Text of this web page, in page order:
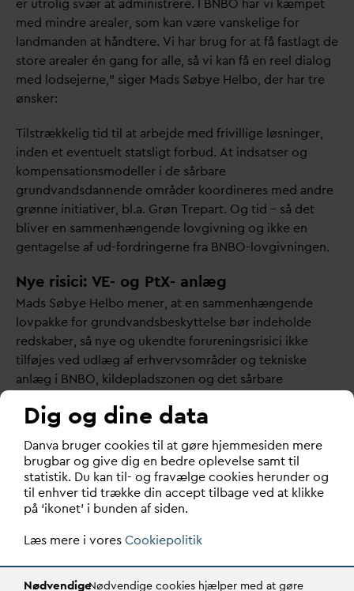
er utrolig svær at administrere. I BNBO har vi kæmpet
med mindre arealer, som kan være vanskelige for
landmanden at håndtere. Vi har brug for at få fastlagt de
store arealer én gang for alle, så vi kan få en reel dialog
med lodsejerne,” siger Mads Søbye Helbo, der har tre
ønsker:
Tilstrækkelig tid til at arbejde med frivillige løsninger,
inden et eventuelt statsligt forbud. At indsatser og
kompensationsmodeller i de sårbare
grundvandsdannende områder koordineres med andre
grønne initiativer, bl.a. Grøn Trepart. Og tid – så det
bliver en sammenhængende lovgivning og ikke en
gentagelse af ud-fordringerne fra BNBO-lovgivningen.
Nye risici: VE- og PtX- anlæg
Mads Søbye Helbo mener, at en sammenhængende
lovpakke for grundvandsbeskyttelse bør indeholde
redskaber, så nye og ukendte forureningsrisici ikke
tilføjes ved udlæg af erhvervsområder og tekniske
anlæg i BNBO, kildepladszonen og det sårbare
”Det ville være optimalt med en direkte binding, som
forhindrer erhvervsområder i indvindingsområder. Det
gælder også nye teknologier som VE-anlæg og Power-
to-X, som introducerer et helt nyt risikobillede, vi ikke
endnu kender den fulde konsekvens af,” siger han.
Lokalt ansvar
Miljøstyrelsens analyse peger på, at det er nødvendigt
med statslige forbud for reelt at kunne beskytte det
Dig og dine data
Danva bruger cookies til at gøre hjemmesiden mere
brugbar og give dig en bedre oplevelse samt til
statistik. Du kan til- og fravælge cookies herunder og
til enhver tid trække din accept tilbage ved at klikke
på ‘ikonet’ i bunden af siden.
Læs mere i voresCookiepolitik
NødvendigeNødvendige cookies hjælper med at gøre